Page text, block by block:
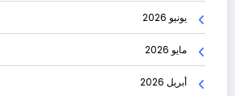
يونيو 2026
مايو 2026
أبريل 2026